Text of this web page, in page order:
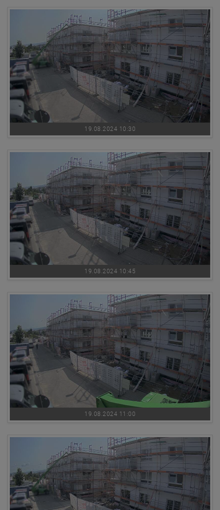
19.08.2024 10:30
19.08.2024 10:45
19.08.2024 11:00